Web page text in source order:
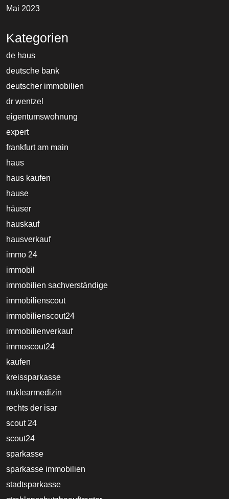
Mai 2023
Kategorien
de haus
deutsche bank
deutscher immobilien
dr wentzel
eigentumswohnung
expert
frankfurt am main
haus
haus kaufen
hause
häuser
hauskauf
hausverkauf
immo 24
immobil
immobilien sachverständige
immobilienscout
immobilienscout24
immobilienverkauf
immoscout24
kaufen
kreissparkasse
nuklearmedizin
rechts der isar
scout 24
scout24
sparkasse
sparkasse immobilien
stadtsparkasse